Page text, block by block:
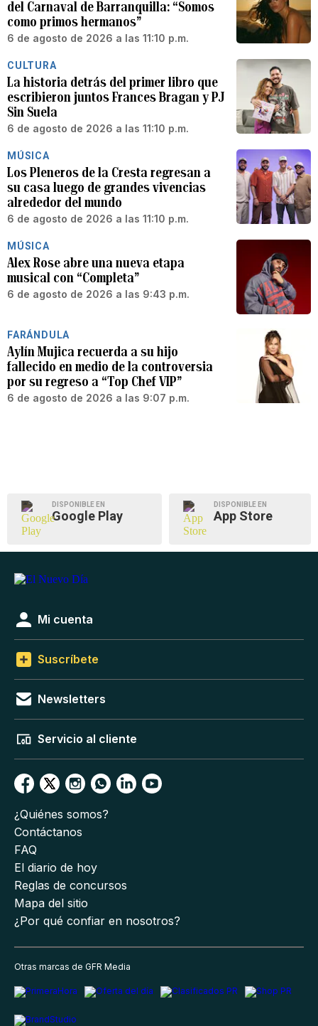
del Carnaval de Barranquilla: “Somos
como primos hermanos”
6 de agosto de 2026 a las 11:10 p.m.
CULTURA
La historia detrás del primer libro que
escribieron juntos Frances Bragan y PJ
Sin Suela
6 de agosto de 2026 a las 11:10 p.m.
MÚSICA
Los Pleneros de la Cresta regresan a
su casa luego de grandes vivencias
alrededor del mundo
6 de agosto de 2026 a las 11:10 p.m.
MÚSICA
Alex Rose abre una nueva etapa
musical con “Completa”
6 de agosto de 2026 a las 9:43 p.m.
FARÁNDULA
Aylín Mujica recuerda a su hijo
fallecido en medio de la controversia
por su regreso a “Top Chef VIP”
6 de agosto de 2026 a las 9:07 p.m.
DISPONIBLE EN
Google Play
DISPONIBLE EN
App Store
Mi cuenta
Suscríbete
Newsletters
Servicio al cliente
¿Quiénes somos?
Contáctanos
FAQ
El diario de hoy
Reglas de concursos
Mapa del sitio
¿Por qué confiar en nosotros?
Otras marcas de GFR Media